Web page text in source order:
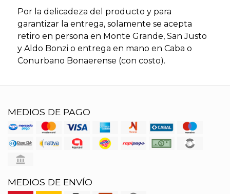
Por la delicadeza del producto y para
garantizar la entrega, solamente se acepta
retiro en persona en Monte Grande, San Justo
y Aldo Bonzi o entrega en mano en Caba o
Conurbano Bonaerense (con costo).
MEDIOS DE PAGO
MEDIOS DE ENVÍO